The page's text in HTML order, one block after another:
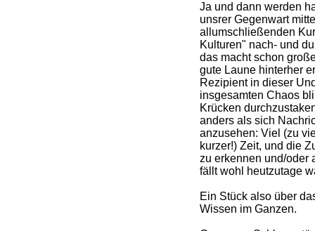
Ja und dann werden
unsrer Gegenwart
allumschließenden
Kulturen" nach- und
das macht schon
gute Laune hinterher
Rezipient in dieser
insgesamten Chaos
Krücken
anders als sich
anzusehen: Viel (zu
kurzer!) Zeit, und die
zu erkennen und/oder
fällt wohl heutzutage
Ein Stück also über
Wissen im Ganzen.